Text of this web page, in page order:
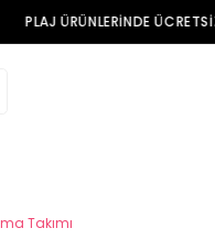
PLAJ ÜRÜNLERİNDE
Takımı